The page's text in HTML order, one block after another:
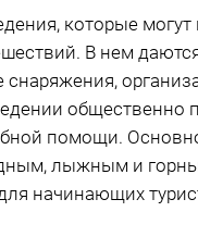
которые
В нем
помощи.
лыжным и
начинающих